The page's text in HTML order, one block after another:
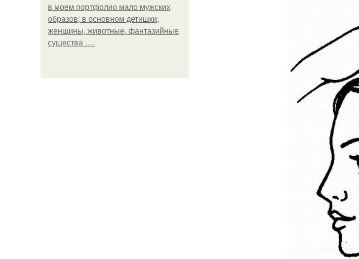
в моем портфолио мало мужских
образов; в основном детишки,
женщины, животные, фантазийные
существа ….